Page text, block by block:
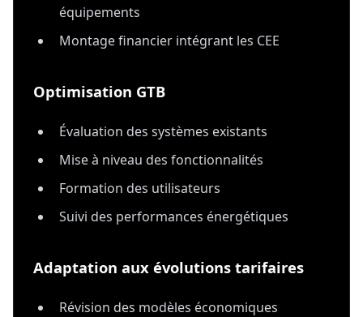
équipements
Montage financier intégrant les CEE
Optimisation GTB
Évaluation des systèmes existants
Mise à niveau des fonctionnalités
Formation des utilisateurs
Suivi des performances énergétiques
Adaptation aux évolutions tarifaires
Révision des modèles économiques